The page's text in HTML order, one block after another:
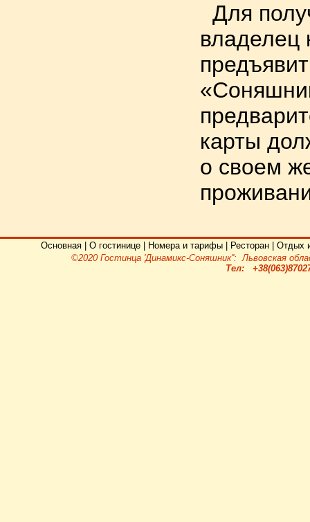
Для
владелец
карты
о своем
Основная О гостинице Номера и тарифы Ресторан
Отдых
©2020 Гостинца 'Динамикс-Соняшник'': Львовская
Тел: